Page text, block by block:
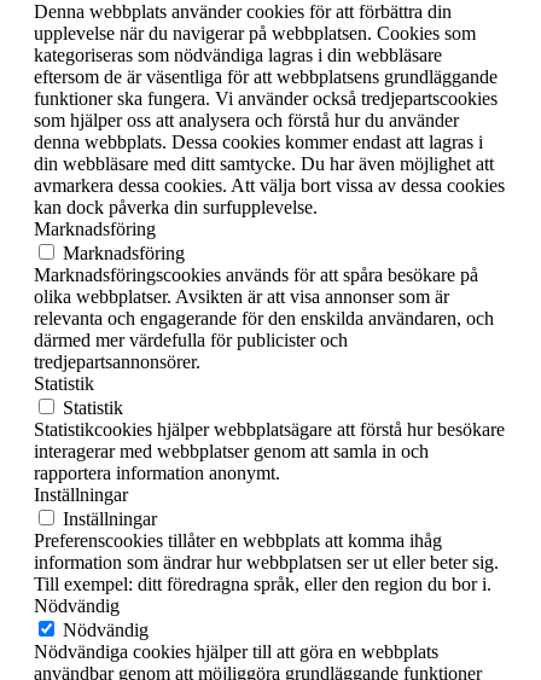
Denna webbplats använder cookies för att förbättra din
upplevelse när du navigerar på webbplatsen. Cookies som
kategoriseras som nödvändiga lagras i din webbläsare
eftersom de är väsentliga för att webbplatsens grundläggande
funktioner ska fungera. Vi använder också tredjepartscookies
som hjälper oss att analysera och förstå hur du använder
denna webbplats. Dessa cookies kommer endast att lagras i
din webbläsare med ditt samtycke. Du har även möjlighet att
avmarkera dessa cookies. Att välja bort vissa av dessa cookies
kan dock påverka din surfupplevelse.
Marknadsföring
Marknadsföring
Marknadsföringscookies används för att spåra besökare på
olika webbplatser. Avsikten är att visa annonser som är
relevanta och engagerande för den enskilda användaren, och
därmed mer värdefulla för publicister och
tredjepartsannonsörer.
Statistik
Statistik
Statistikcookies hjälper webbplatsägare att förstå hur besökare
interagerar med webbplatser genom att samla in och
rapportera information anonymt.
Inställningar
Inställningar
Preferenscookies tillåter en webbplats att komma ihåg
information som ändrar hur webbplatsen ser ut eller beter sig.
Till exempel: ditt föredragna språk, eller den region du bor i.
Nödvändig
Nödvändig
Nödvändiga cookies hjälper till att göra en webbplats
användbar genom att möjliggöra grundläggande funktioner